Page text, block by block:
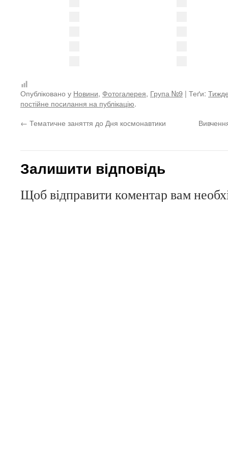
Опубліковано у Новини, Фотогалерея, Група №9 | Теґи:
постійне посилання на публікацію.
← Тематичне заняття до Дня космонавтики
Залишити відповідь
Щоб відправити коментар вам